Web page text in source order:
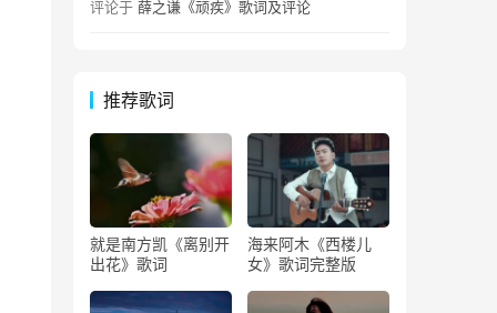
评论于 薛之谦《顽疾》歌词及评论
推荐歌词
就是南方凯《离别开
出花》歌词
海来阿木《西楼儿
女》歌词完整版